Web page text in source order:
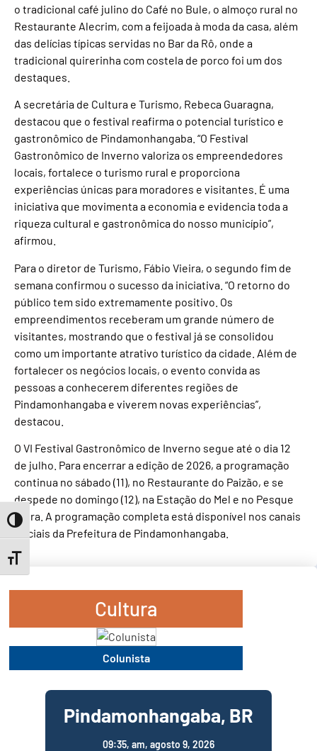
Toggle High Contrast
Toggle Font size
o tradicional café julino do Café no Bule, o almoço rural no
Restaurante Alecrim, com a feijoada à moda da casa, além
das delícias típicas servidas no Bar da Rô, onde a
tradicional quirerinha com costela de porco foi um dos
destaques.
A secretária de Cultura e Turismo, Rebeca Guaragna,
destacou que o festival reafirma o potencial turístico e
gastronômico de Pindamonhangaba. “O Festival
Gastronômico de Inverno valoriza os empreendedores
locais, fortalece o turismo rural e proporciona
experiências únicas para moradores e visitantes. É uma
iniciativa que movimenta a economia e evidencia toda a
riqueza cultural e gastronômica do nosso município”,
afirmou.
Para o diretor de Turismo, Fábio Vieira, o segundo fim de
semana confirmou o sucesso da iniciativa. “O retorno do
público tem sido extremamente positivo. Os
empreendimentos receberam um grande número de
visitantes, mostrando que o festival já se consolidou
como um importante atrativo turístico da cidade. Além de
fortalecer os negócios locais, o evento convida as
pessoas a conhecerem diferentes regiões de
Pindamonhangaba e viverem novas experiências”,
destacou.
O VI Festival Gastronômico de Inverno segue até o dia 12
de julho. Para encerrar a edição de 2026, a programação
continua no sábado (11), no Restaurante do Paizão, e se
despede no domingo (12), na Estação do Mel e no Pesque
Tutra. A programação completa está disponível nos canais
oficiais da Prefeitura de Pindamonhangaba.
Cultura
Colunista
Pindamonhangaba, BR
09:35, am, agosto 9, 2026